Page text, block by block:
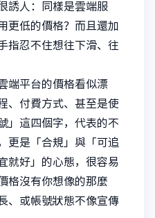
誘人：同樣是雲端服
更低的價格？而且還加
指忍不住想往下滑、往
端平台的價格看似漂
、付費方式、甚至是使
」這四個字，代表的不
更是「合規」與「可追
就好」的心態，很容易
格沒有你想像的那麼
、或帳號狀態不像宣傳